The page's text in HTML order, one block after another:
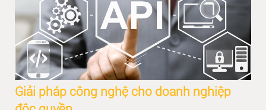
Giải pháp công nghệ cho doanh nghiệp